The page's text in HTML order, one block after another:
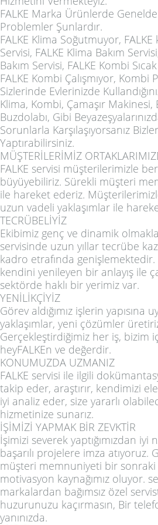
FALKE Marka Ürünlerde
Problemler Şunlardır.
FALKE Klima Soğutmuyor,
Servisi, FALKE Klima Bakım
Bakım Servisi, FALKE Kombi
FALKE Kombi Çalışmıyor, Kombi
Sizlerinde Evlerinizde
Klima, Kombi, Çamaşır Makinesi,
Buzdolabı, Gibi
Sorunlarla Karşılaşıyorsanız
Yaptırabilirsiniz.
MÜŞTERİLERİMİZ
FALKE servisi müşterilerimizle
büyüyebiliriz. Sürekli müşteri
ile hareket ederiz.
uzun vadeli yaklaşımlar ile
TECRÜBELİYİZ
Ekibimiz genç ve dinamik
servisinde uzun yıllar tecrübe
kadro etrafında
kendini yenileyen bir anlayış ile
sektörde haklı bir yerimiz var.
YENİLİKÇİYİZ
Görev aldığımız işlerin yapısına
yaklaşımlar, yeni çözümler
Gerçekleştirdiğimiz her iş, bizim
heyFALKEn ve değerdir.
KONUMUZDA UZMANIZ
FALKE servisi ile ilgili
takip eder, araştırır, kendimizi
iyi analiz eder, size yararlı
hizmetinize sunarız.
İŞİMİZİ YAPMAK BİR ZEVKTİR
İşimizi severek yaptığımızdan iyi
başarılı projelere imza atıyoruz.
müşteri memnuniyeti bir
motivasyon kaynağımız oluyor.
markalardan bağımsız özel
huzurunuzu kaçırmasın, Bir
yanınızda.